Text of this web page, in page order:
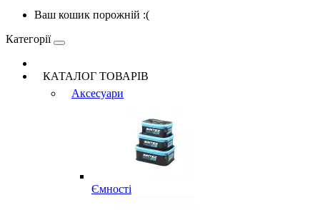
Ваш кошик порожній :(
Категорії
КАТАЛОГ ТОВАРІВ
Аксесуари
Ємності